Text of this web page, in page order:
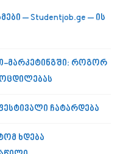
– Studentjob.ge – ის
მარკეტინგში: როგორ
ჩატარდება
ხდება